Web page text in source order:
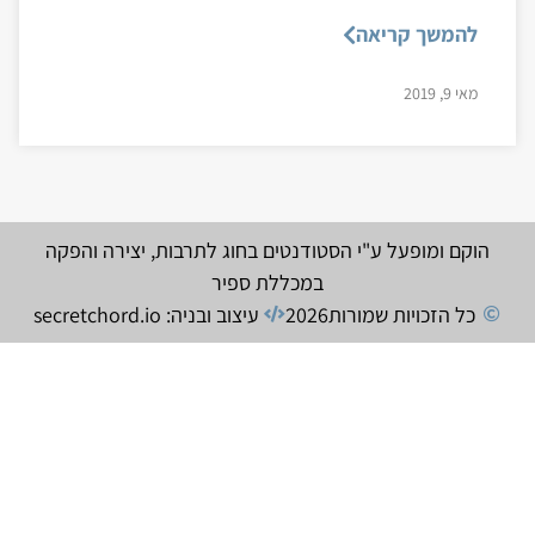
להמשך קריאה
מאי 9, 2019
הוקם ומופעל ע"י הסטודנטים בחוג לתרבות, יצירה והפקה
במכללת ספיר
כל הזכויות שמורות2026 עיצוב ובניה: secretchord.io